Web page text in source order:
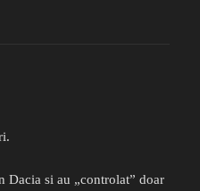
Dacia si au „controlat” doar